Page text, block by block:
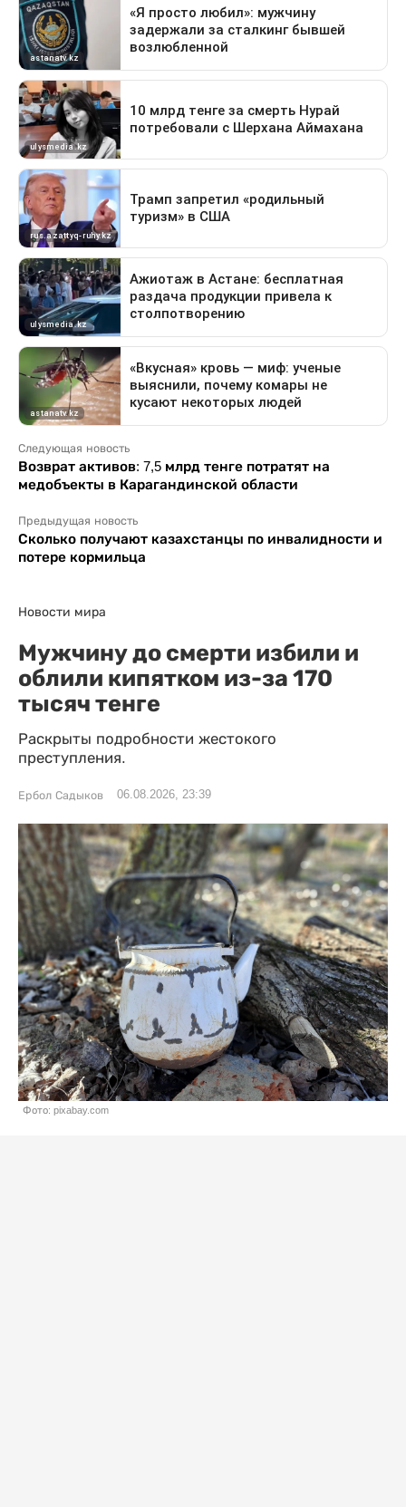
Следующая новость
Возврат активов: 7,5 млрд тенге потратят на
медобъекты в Карагандинской области
Предыдущая новость
Сколько получают казахстанцы по инвалидности и
потере кормильца
Новости мира
Мужчину до смерти избили и
облили кипятком из-за 170
тысяч тенге
Раскрыты подробности жестокого
преступления.
Ербол Садыков 06.08.2026, 23:39
Фото: pixabay.com